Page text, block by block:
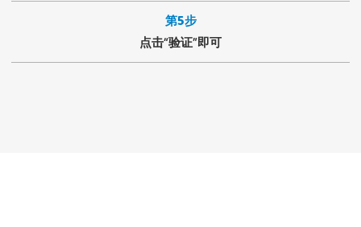
第5步
点击“验证”即可